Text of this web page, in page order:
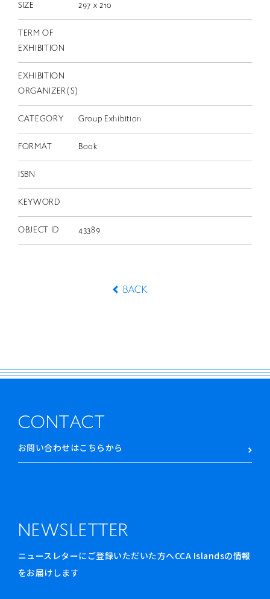
SIZE 297 x 210
TERM OF
EXHIBITION
EXHIBITION
ORGANIZER(S)
CATEGORY Group Exhibition
FORMAT Book
ISBN
KEYWORD
OBJECT ID 43389
BACK
CONTACT
お問い合わせはこちらから
NEWSLETTER
ニュースレターにご登録いただいた方へCCA Islandsの情報
をお届けします